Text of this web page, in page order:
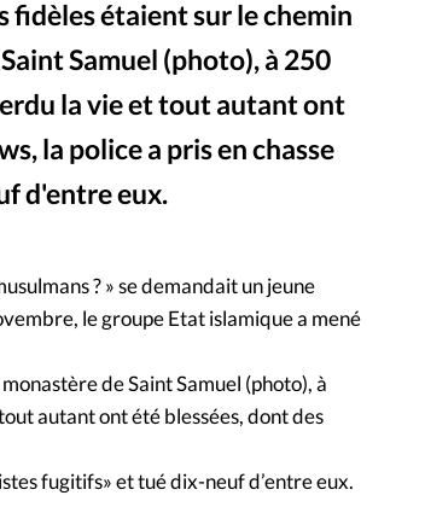
Nous contacter
fidèles étaient sur le chemin
Samuel (photo), à 250
la vie et tout autant ont
la police a pris en chasse
d'entre eux.
? » se demandait un jeune
le groupe Etat islamique a mené
de Saint Samuel (photo), à
autant ont été blessées, dont des
fugitifs» et tué dix-neuf d’entre eux.